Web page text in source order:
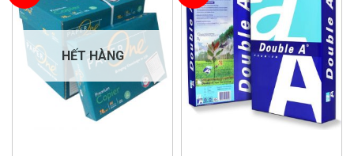
HẾT HÀNG